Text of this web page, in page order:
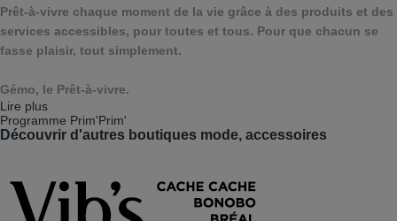
Prêt-à-vivre chaque moment de la vie grâce à des produits et des
services accessibles, pour toutes et tous. Pour que chacun se
fasse plaisir, tout simplement.
Gémo, le Prêt-à-vivre.
Lire plus
Programme Prim'Prim'
Découvrir d'autres boutiques mode, accessoires